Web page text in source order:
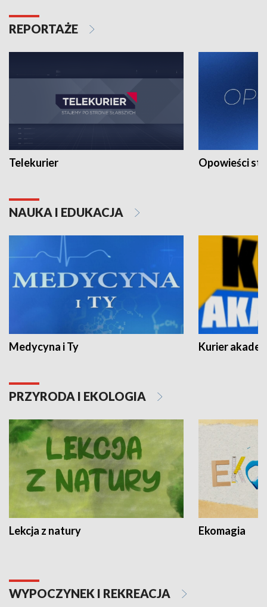
REPORTAŻE
Telekurier Opowieści
NAUKA I EDUKACJA
Medycyna i Ty Kurier
PRZYRODA I EKOLOGIA
Lekcja z natury Ekomagia
WYPOCZYNEK I REKREACJA